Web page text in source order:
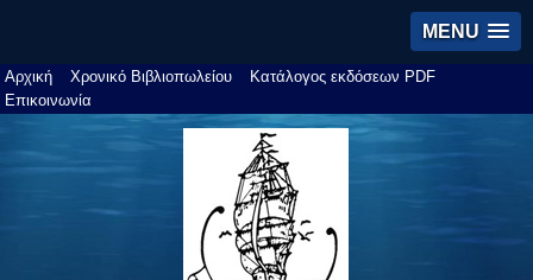
MENU
Αρχική Χρονικό Βιβλιοπωλείου
Κατάλογος εκδόσεων PDF
Επικοινωνία